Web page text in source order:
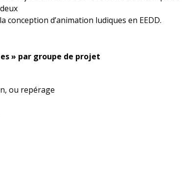
d’animation ludiques en EEDD.
» par groupe de projet
ou repérage